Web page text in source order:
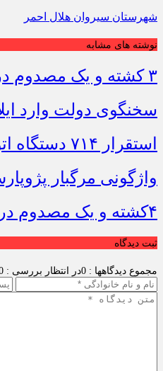
شهرستان سیروان هلال احمر
نوشته های مشابه
۳ کشته و یک مصدوم در برخورد اتوبوس با پژو ۴۰۵ در محور دشت‌عباس–دهلران
سخنگوی دولت وارد
استقرار ۷۱۴ دستگاه اتوبوس در پایانه برکت مهران برای بازگشت زائران اربعین+تصاویر
واژگونی مرگبار پژوپارس در محور
۴کشته و یک مصدوم در حادثه مرگبار واژگونی خودرو پژو پارس در دهلران
ثبت دیدگاه
مجموع دیدگاهها : 0 در انتظار بررسی : 0